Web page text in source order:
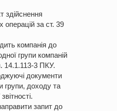
здійснення
операцій за ст. 39
компанія до
групи компаній
14.1.113-3 ПКУ.
документи
групи, доходу та
запит до